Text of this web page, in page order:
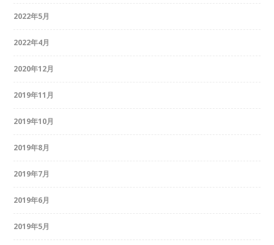
2022年5月
2022年4月
2020年12月
2019年11月
2019年10月
2019年8月
2019年7月
2019年6月
2019年5月